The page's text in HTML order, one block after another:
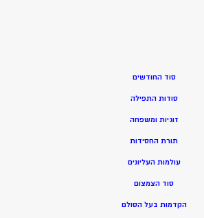
סוד החודשים
סודות התפילה
זוגיות ומשפחה
תורת החסידות
עולמות העליונים
סוד הצמצום
הקדמות בעל הסולם